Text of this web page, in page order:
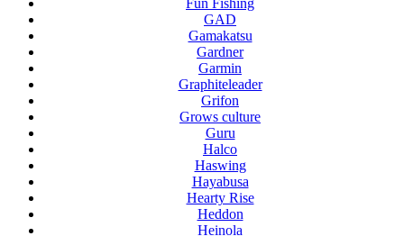
Fun Fishing
GAD
Gamakatsu
Gardner
Garmin
Graphiteleader
Grifon
Grows culture
Guru
Halco
Haswing
Hayabusa
Hearty Rise
Heddon
Heinola